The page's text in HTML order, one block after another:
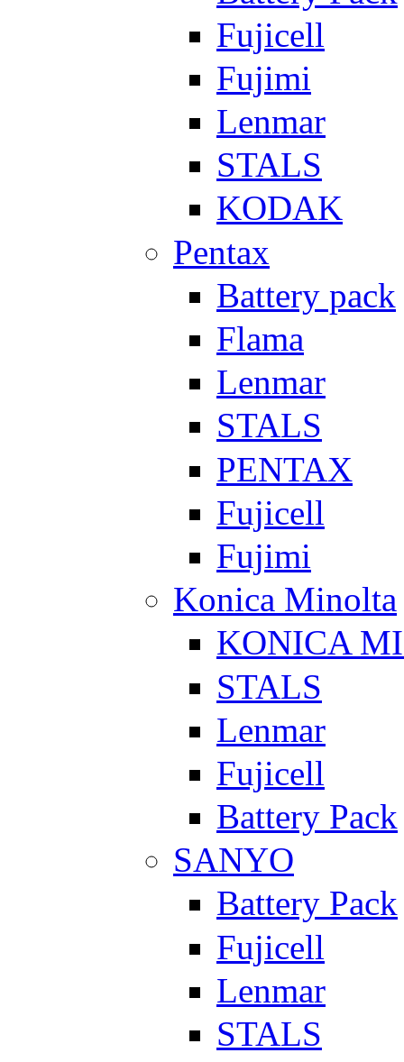
Fujicell
Fujimi
Lenmar
STALS
KODAK
Pentax
Battery pack
Flama
Lenmar
STALS
PENTAX
Fujicell
Fujimi
Konica Minolta
KONICA
STALS
Lenmar
Fujicell
Battery Pack
SANYO
Battery Pack
Fujicell
Lenmar
STALS